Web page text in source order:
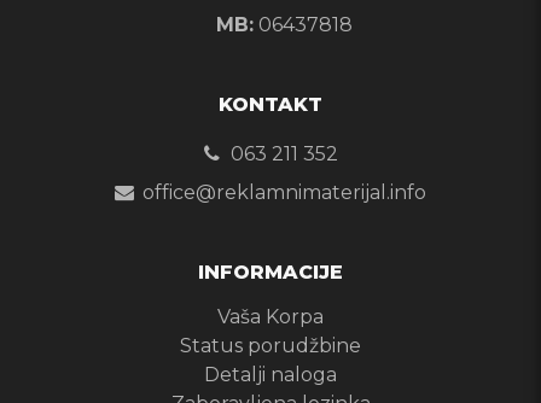
MB: 06437818
KONTAKT
063 211 352
office@reklamnimaterijal.info
INFORMACIJE
Vaša Korpa
Status porudžbine
Detalji naloga